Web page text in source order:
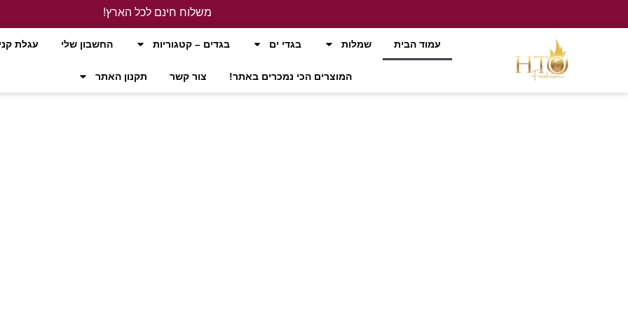
משלוח חינם לכל הארץ!
עמוד הבית
שמלות בגדי ים בגדים – קטגוריות החשבון שלי עגלת
המוצרים הכי נמכרים באתר! צור קשר תקנון האתר